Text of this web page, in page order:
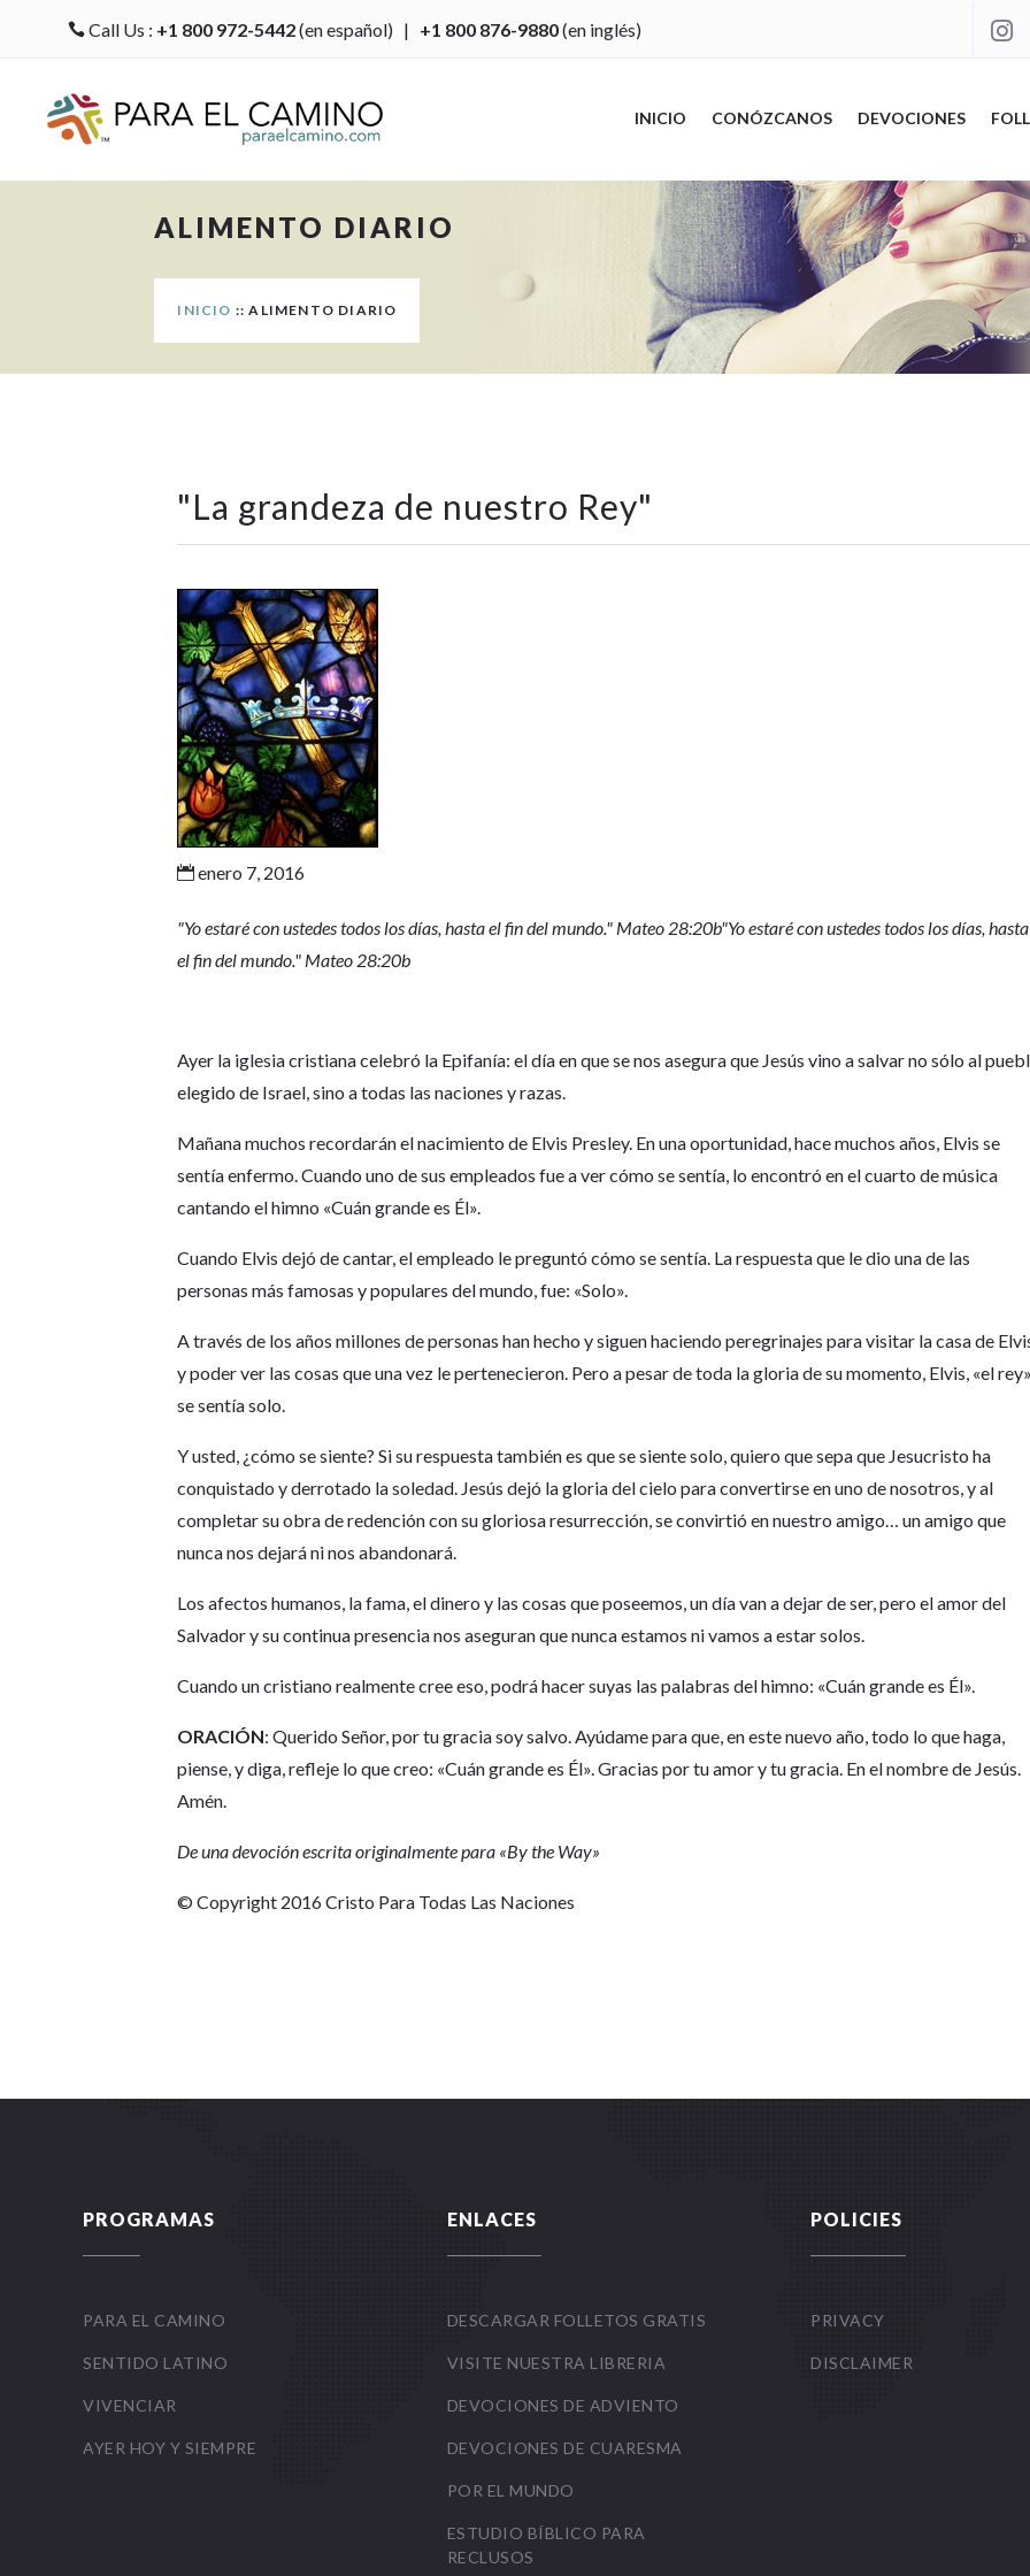
Call Us : +1 800 972-5442(en español) | +1 800 876-9880(en inglés) 
INICIO CONÓZCANOS DEVOCIONES
ALIMENTO DIARIO
INICIO :: ALIMENTO DIARIO
"La grandeza de nuestro Rey"
 enero 7, 2016
"Yo estaré con ustedes todos los días, hasta el fin del mundo." Mateo 28:20b"Yo estaré con ustedes todos los días, hasta
el fin del mundo." Mateo 28:20b
Ayer la iglesia cristiana celebró la Epifanía: el día en que se nos asegura que Jesús vino a salvar no sólo al
elegido de Israel, sino a todas las naciones y razas.
Mañana muchos recordarán el nacimiento de Elvis Presley. En una oportunidad, hace muchos años, Elvis se
sentía enfermo. Cuando uno de sus empleados fue a ver cómo se sentía, lo encontró en el cuarto de música
cantando el himno «Cuán grande es Él».
Cuando Elvis dejó de cantar, el empleado le preguntó cómo se sentía. La respuesta que le dio una de las
personas más famosas y populares del mundo, fue: «Solo».
A través de los años millones de personas han hecho y siguen haciendo peregrinajes para visitar la casa de
y poder ver las cosas que una vez le pertenecieron. Pero a pesar de toda la gloria de su momento, Elvis, «el
se sentía solo.
Y usted, ¿cómo se siente? Si su respuesta también es que se siente solo, quiero que sepa que Jesucristo ha
conquistado y derrotado la soledad. Jesús dejó la gloria del cielo para convertirse en uno de nosotros, y al
completar su obra de redención con su gloriosa resurrección, se convirtió en nuestro amigo… un amigo que
nunca nos dejará ni nos abandonará.
Los afectos humanos, la fama, el dinero y las cosas que poseemos, un día van a dejar de ser, pero el amor del
Salvador y su continua presencia nos aseguran que nunca estamos ni vamos a estar solos.
Cuando un cristiano realmente cree eso, podrá hacer suyas las palabras del himno: «Cuán grande es Él».
ORACIÓN: Querido Señor, por tu gracia soy salvo. Ayúdame para que, en este nuevo año, todo lo que haga,
piense, y diga, refleje lo que creo: «Cuán grande es Él». Gracias por tu amor y tu gracia. En el nombre de Jesús.
Amén.
De una devoción escrita originalmente para «By the Way»
© Copyright 2016 Cristo Para Todas Las Naciones
PROGRAMAS
PARA EL CAMINO
SENTIDO LATINO
VIVENCIAR
AYER HOY Y SIEMPRE
ENLACES
DESCARGAR FOLLETOS GRATIS
VISITE NUESTRA LIBRERIA
DEVOCIONES DE ADVIENTO
DEVOCIONES DE CUARESMA
POR EL MUNDO
ESTUDIO BÍBLICO PARA
RECLUSOS
POLICIES
PRIVACY
DISCLAIMER